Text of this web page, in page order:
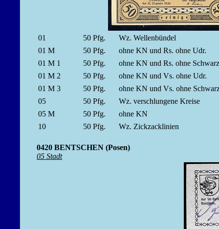
01 50 Pfg.
Wz. Wellenbündel
01 M
50 Pfg.
ohne KN und Rs. ohne Udr.
01 M 1
50 Pfg.
ohne KN und Rs. ohne
01 M 2
50 Pfg.
ohne KN und Vs. ohne Udr.
01 M 3
50 Pfg.
ohne KN und Vs. ohne
05
50 Pfg.
Wz. verschlungene Kreise
05 M
50 Pfg.
ohne KN
10
50 Pfg. Wz. Zickzacklinien
0420 BENTSCHEN (Posen)
05 Stadt